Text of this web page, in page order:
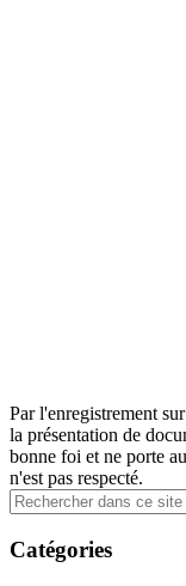
Par l'enregistrement
la présentation de
bonne foi et ne porte
n'est pas respecté.
Barre
latérale
principale
Rechercher
dans
ce
site
Catégories